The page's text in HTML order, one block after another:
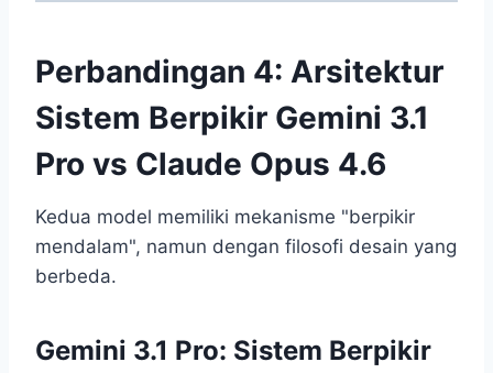
Perbandingan 4: Arsitektur
Sistem Berpikir Gemini 3.1
Pro vs Claude Opus 4.6
Kedua model memiliki mekanisme "berpikir
mendalam", namun dengan filosofi desain yang
berbeda.
Gemini 3.1 Pro: Sistem Berpikir